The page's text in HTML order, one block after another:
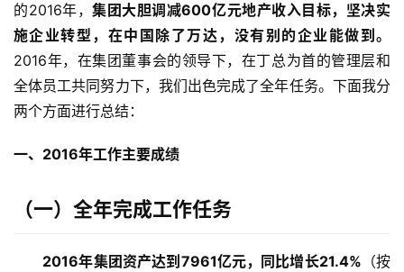
的2016年，集团大胆调减600亿元地产收入目标，坚决实
施企业转型，在中国除了万达，没有别的企业能做到。
2016年，在集团董事会的领导下，在丁总为首的管理层和
全体员工共同努力下，我们出色完成了全年任务。下面我分
两个方面进行总结：
一、2016年工作主要成绩
（一） 全年完成工作任务
2016年集团资产达到7961亿元，同比增长21.4% （按